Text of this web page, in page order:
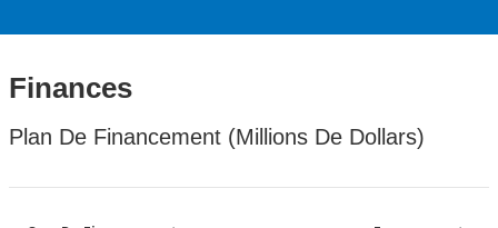
Finances
Plan De Financement (Millions De Dollars)